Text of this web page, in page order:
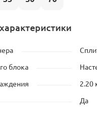
блока
2.20
Да